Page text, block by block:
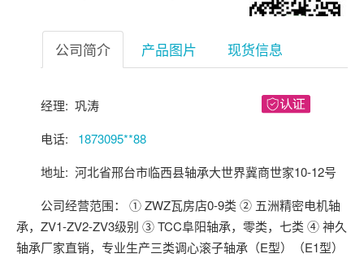
关注后进轴承群
公司简介 产品图片 现货信息
经理: 巩涛
电话: 1873095**88
地址: 河北省邢台市临西县轴承大世界冀商世家10-12号
公司经营范围： ① ZWZ瓦房店0-9类 ② 五洲精密电机轴
承，ZV1-ZV2-ZV3级别 ③ TCC阜阳轴承，零类，七类 ④ 神久
轴承厂家直销，专业生产三类调心滚子轴承（E型）（E1型）